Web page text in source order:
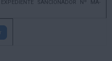
SANCIONADOR Nº MA-